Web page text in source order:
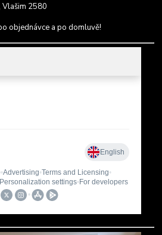
Vlašim 2580
objednávce a po domluvě!